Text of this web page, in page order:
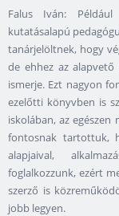
Falus Iván:
kutatásalapú
tanárjelöltnek, hogy
de ehhez az
ismerje. Ezt nagyon
ezelőtti könyvben is
iskolában, az
fontosnak tartottuk,
alapjaival,
foglalkozzunk, ezért
szerző is
jobb legyen.